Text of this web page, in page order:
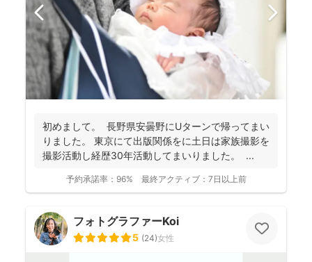
初めまして。 長野県安曇野にUターンで帰ってまい
りました。 東京にて出版関係をに土日は家族撮影を
撮影活動し経歴30年活動してまいりました。 ...
予約承諾率： 96% 最終アクティブ： 7日以上前
フォトグラファーKoi
5 (24)女性